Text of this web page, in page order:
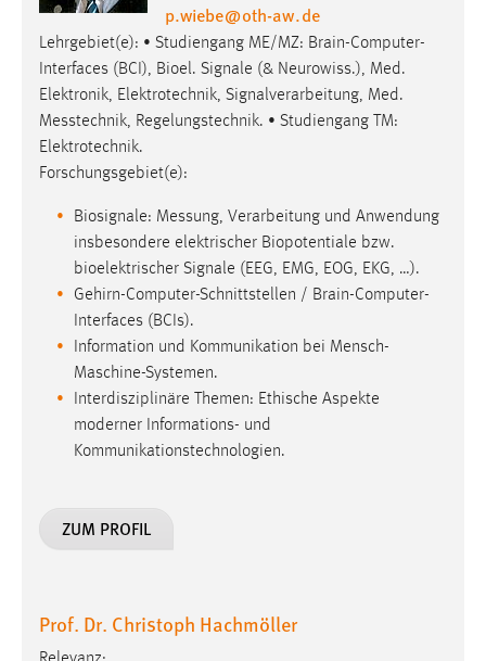
p.wiebe@oth-aw.de
Lehrgebiet(e): • Studiengang ME/MZ: Brain-Computer-
Interfaces (BCI), Bioel. Signale (& Neurowiss.), Med.
Elektronik, Elektrotechnik, Signalverarbeitung, Med.
Messtechnik, Regelungstechnik. • Studiengang TM:
Elektrotechnik.
Forschungsgebiet(e):
Biosignale: Messung, Verarbeitung und Anwendung
insbesondere elektrischer Biopotentiale bzw.
bioelektrischer Signale (EEG, EMG, EOG, EKG, …).
Gehirn-Computer-Schnittstellen / Brain-Computer-
Interfaces (BCIs).
Information und Kommunikation bei Mensch-
Maschine-Systemen.
Interdisziplinäre Themen: Ethische Aspekte
moderner Informations- und
Kommunikationstechnologien.
ZUM PROFIL
Prof. Dr. Christoph Hachmöller
Name:
_gcl_au
Anbieter:
Google Ireland Limited
Zweck:
Cookie Laufzeit:
3 Monate
Facebook Pixel
Name:
_fbp
Anbieter:
Facebook